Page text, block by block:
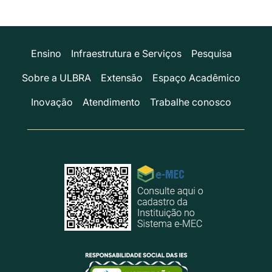
Ensino Infraestrutura e Serviços
Pesquisa
Sobre a ULBRA
Extensão
Espaço Acadêmico
Inovação
Atendimento Trabalhe conosco